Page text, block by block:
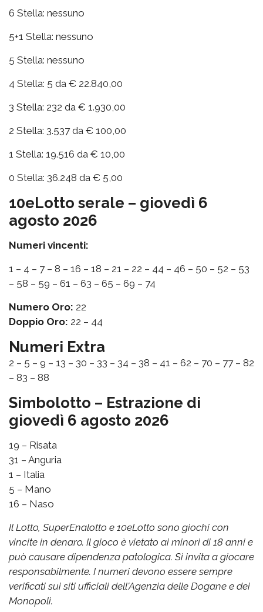
6 Stella: nessuno
5+1 Stella: nessuno
5 Stella: nessuno
4 Stella: 5 da € 22.840,00
3 Stella: 232 da € 1.930,00
2 Stella: 3.537 da € 100,00
1 Stella: 19.516 da € 10,00
0 Stella: 36.248 da € 5,00
10eLotto serale – giovedì 6
agosto 2026
Numeri vincenti:
1 – 4 – 7 – 8 – 16 – 18 – 21 – 22 – 44 – 46 – 50 – 52 – 53
– 58 – 59 – 61 – 63 – 65 – 69 – 74
Numero Oro: 22
Doppio Oro: 22 – 44
Numeri Extra
2 – 5 – 9 – 13 – 30 – 33 – 34 – 38 – 41 – 62 – 70 – 77 – 82
– 83 – 88
Simbolotto – Estrazione di
giovedì 6 agosto 2026
19 – Risata
31 – Anguria
1 – Italia
5 – Mano
16 – Naso
Il Lotto, SuperEnalotto e 10eLotto sono giochi con
vincite in denaro. Il gioco è vietato ai minori di 18 anni e
può causare dipendenza patologica. Si invita a giocare
responsabilmente. I numeri devono essere sempre
verificati sui siti ufficiali dell'Agenzia delle Dogane e dei
Monopoli.